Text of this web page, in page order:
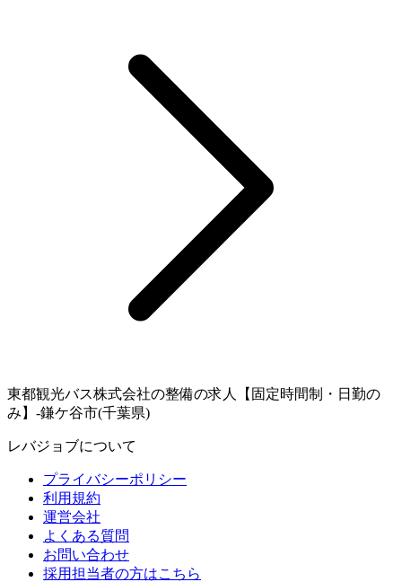
東都観光バス株式会社の整備の求人【固定時間制・日勤の
み】-鎌ケ谷市(千葉県)
レバジョブについて
プライバシーポリシー
利用規約
運営会社
よくある質問
お問い合わせ
採用担当者の方はこちら